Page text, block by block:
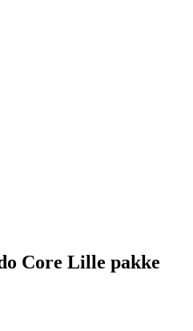
Core Lille pakke